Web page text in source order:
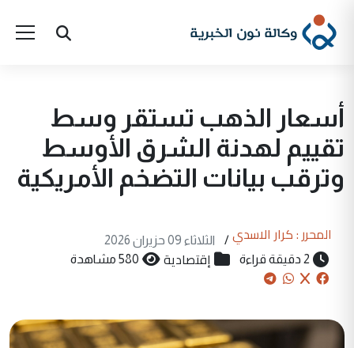
أسعار الذهب تستقر وسط
تقييم لهدنة الشرق الأوسط
وترقب بيانات التضخم الأمريكية
المحرر : كرار الاسدي /
الثلاثاء 09 حزيران 2026
2 دقيقة قراءة
إقتصادية 580 مشاهدة